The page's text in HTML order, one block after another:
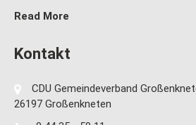
Read More
Kontakt
CDU Gemeindeverband
26197 Großenkneten